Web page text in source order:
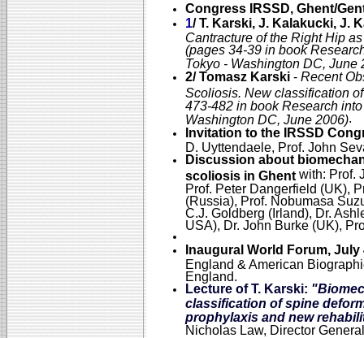
Congress IRSSD, Ghent/
1/ T. Karski, J. Kalakucki, J.
Cantracture of the Right Hip
(pages 34-39 in book
Tokyo - Washington DC, June
2/ Tomasz Karski - Recent
Scoliosis. New classification
473-482 in book Research
Washington DC, June 2006).
Invitation to the IRSSD
D. Uyttendaele, Prof. John
Discussion about
scoliosis in Ghent with: Prof.
Prof. Peter Dangerfield (UK),
(Russia), Prof. Nobumasa
C.J. Goldberg (Irland), Dr.
USA), Dr. John Burke (UK),
Inaugural World Forum, July
England & American
England.
Lecture of T. Karski:
classification of spine
prophylaxis and new
Nicholas Law, Director